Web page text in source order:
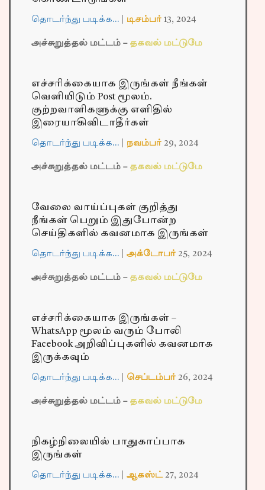
தொடர்ந்து படிக்க… டிசம்பர் 13, 2024
அச்சுறுத்தல் மட்டம் – தகவல் மட்டுமே
எச்சரிக்கையாக இருங்கள் நீங்கள்
வெளியிடும் Post மூலம்.
குற்றவாளிகளுக்கு எளிதில்
இரையாகிவிடாதீர்கள்
தொடர்ந்து படிக்க… நவம்பர் 29, 2024
அச்சுறுத்தல் மட்டம் – தகவல் மட்டுமே
வேலை வாய்ப்புகள் குறித்து
நீங்கள் பெறும் இதுபோன்ற
செய்திகளில் கவனமாக இருங்கள்
தொடர்ந்து படிக்க… அக்டோபர் 25, 2024
அச்சுறுத்தல் மட்டம் – தகவல் மட்டுமே
எச்சரிக்கையாக இருங்கள் –
WhatsApp மூலம் வரும் போலி
Facebook அறிவிப்புகளில் கவனமாக
இருக்கவும்
தொடர்ந்து படிக்க… செப்டம்பர் 26, 2024
அச்சுறுத்தல் மட்டம் – தகவல் மட்டுமே
நிகழ்நிலையில் பாதுகாப்பாக
இருங்கள்
தொடர்ந்து படிக்க… ஆகஸ்ட்27, 2024